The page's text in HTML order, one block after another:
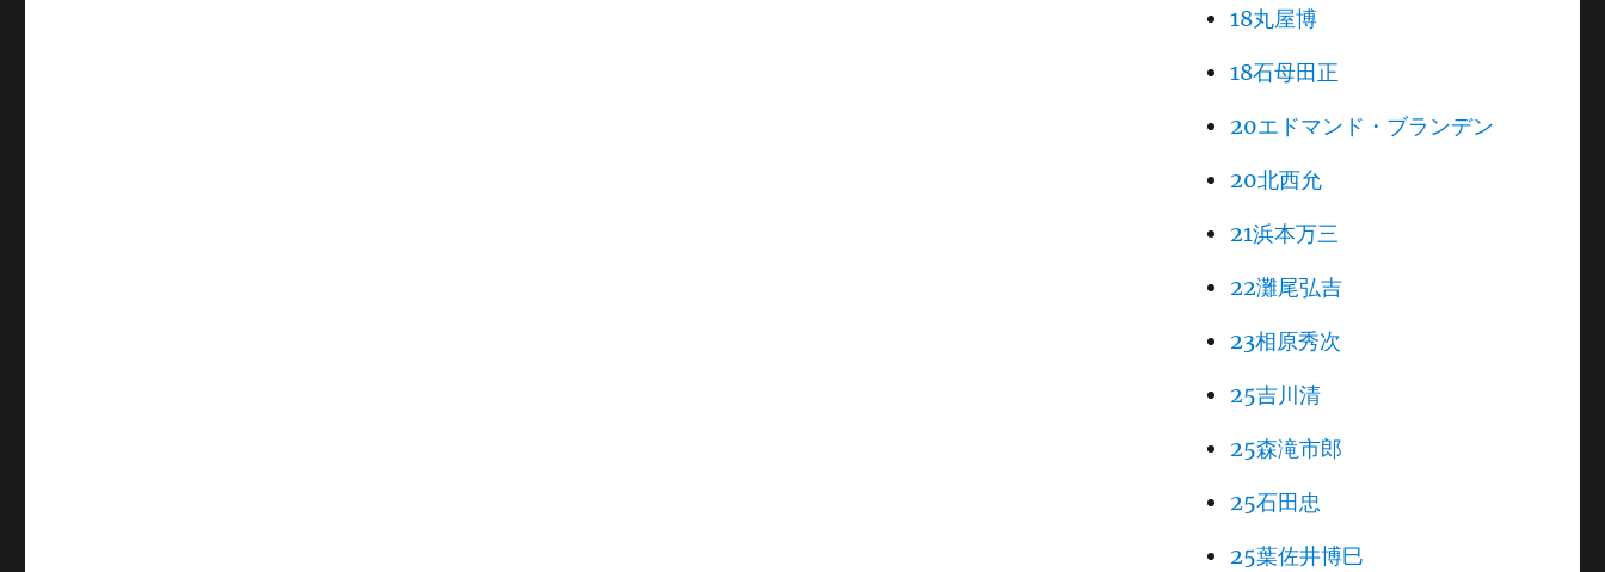
18丸屋博
18石母田正
20エドマンド・ブランデン
20北西允
21浜本万三
22灘尾弘吉
23相原秀次
25吉川清
25森滝市郎
25石田忠
25葉佐井博巳